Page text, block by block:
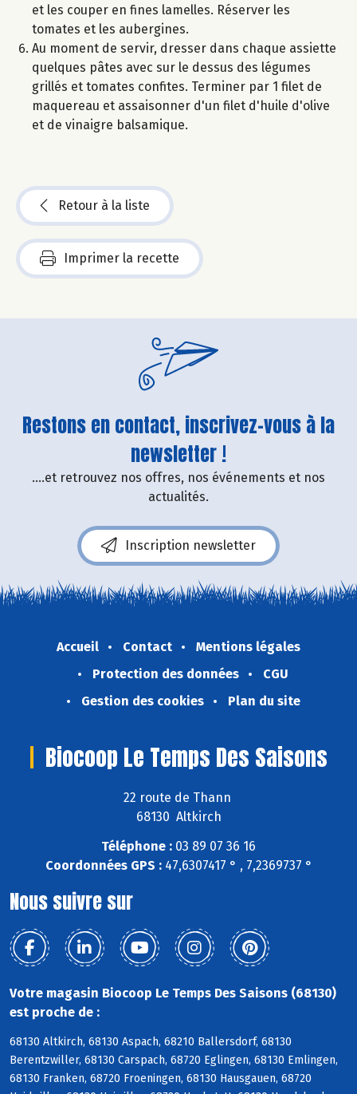
et les couper en fines lamelles. Réserver les
tomates et les aubergines.
Au moment de servir, dresser dans chaque assiette
quelques pâtes avec sur le dessus des légumes
grillés et tomates confites. Terminer par 1 filet de
maquereau et assaisonner d'un filet d'huile d'olive
et de vinaigre balsamique.
Retour à la liste
Imprimer la recette
Restons en contact, inscrivez-vous à la
newsletter !
....et retrouvez nos offres, nos événements et nos
actualités.
Inscription newsletter
Accueil Contact
Mentions légales
Protection des données
CGU
Gestion des cookies
Plan du site
Biocoop Le Temps Des Saisons
22 route de Thann
68130 Altkirch
Téléphone : 03 89 07 36 16
Coordonnées GPS :47,6307417 ° , 7,2369737 °
Nous suivre sur
Votre magasin Biocoop Le Temps Des Saisons (68130)
est proche de :
68130 Altkirch, 68130 Aspach, 68210 Ballersdorf, 68130
Berentzwiller, 68130 Carspach, 68720 Eglingen, 68130 Emlingen,
68130 Franken, 68720 Froeningen, 68130 Hausgauen, 68720